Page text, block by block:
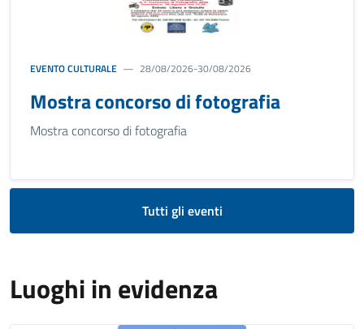
EVENTO CULTURALE 28/08/2026-30/08/2026
Mostra concorso di fotografia
Mostra concorso di fotografia
Tutti gli eventi
Luoghi in evidenza